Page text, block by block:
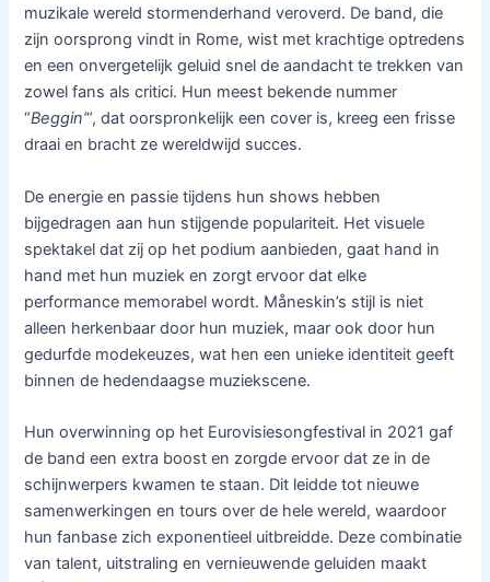
muzikale wereld stormenderhand veroverd. De band, die
zijn oorsprong vindt in Rome, wist met krachtige optredens
en een onvergetelijk geluid snel de aandacht te trekken van
zowel fans als critici. Hun meest bekende nummer
“Beggin’“, dat oorspronkelijk een cover is, kreeg een frisse
draai en bracht ze wereldwijd succes.
De energie en passie tijdens hun shows hebben
bijgedragen aan hun stijgende populariteit. Het visuele
spektakel dat zij op het podium aanbieden, gaat hand in
hand met hun muziek en zorgt ervoor dat elke
performance memorabel wordt. Måneskin’s stijl is niet
alleen herkenbaar door hun muziek, maar ook door hun
gedurfde modekeuzes, wat hen een unieke identiteit geeft
binnen de hedendaagse muziekscene.
Hun overwinning op het Eurovisiesongfestival in 2021 gaf
de band een extra boost en zorgde ervoor dat ze in de
schijnwerpers kwamen te staan. Dit leidde tot nieuwe
samenwerkingen en tours over de hele wereld, waardoor
hun fanbase zich exponentieel uitbreidde. Deze combinatie
van talent, uitstraling en vernieuwende geluiden maakt